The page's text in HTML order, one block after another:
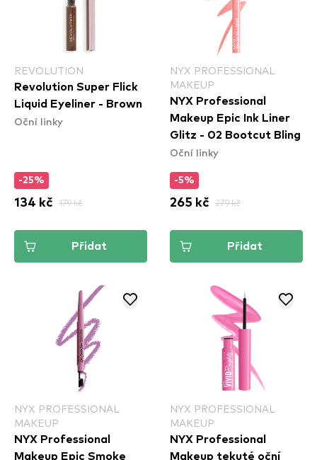
REVOLUTION
Revolution Super Flick
Liquid Eyeliner - Brown
Oční linky
-25%
134 kč 179 kč
Přidat
NYX PROFESSIONAL
MAKEUP
NYX Professional
Makeup Epic Ink Liner
Glitz - 02 Bootcut Bling
Oční linky
-5%
265 kč 279 kč
Přidat
NYX PROFESSIONAL
MAKEUP
NYX Professional
Makeup Epic Smoke
NYX PROFESSIONAL
MAKEUP
NYX Professional
Makeup tekuté oční